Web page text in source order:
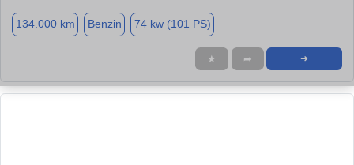
134.000 km Benzin 74 kw (101 PS)
★ ➦ ➜